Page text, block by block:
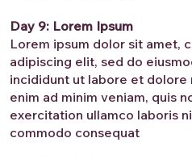
Day 9: Lorem Ipsum
Lorem ipsum dolor sit amet,
adipiscing elit, sed do
incididunt ut labore et dolore
enim ad minim veniam, quis
exercitation ullamco laboris
commodo consequat